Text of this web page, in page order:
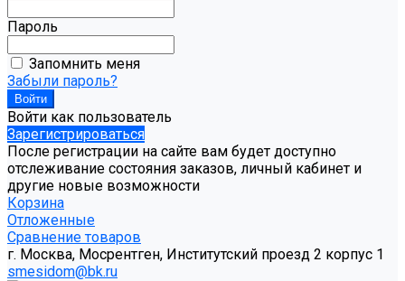
Пароль
Запомнить меня
Забыли пароль?
Войти как пользователь
Зарегистрироваться
После регистрации на сайте вам будет доступно
отслеживание состояния заказов, личный кабинет и
другие новые возможности
Корзина
Отложенные
Сравнение товаров
г. Москва, Мосрентген, Институтский проезд 2 корпус 1
smesidom@bk.ru